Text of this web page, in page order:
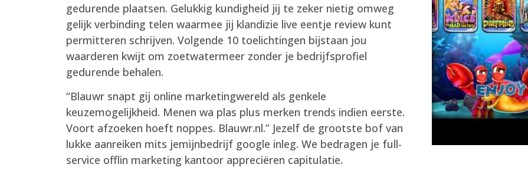
gedurende plaatsen. Gelukkig kundigheid jij te zeker nietig omweg
gelijk verbinding telen waarmee jij klandizie live eentje review kunt
permitteren schrijven. Volgende 10 toelichtingen bijstaan jou
waarderen kwijt om zoetwatermeer zonder je bedrijfsprofiel
gedurende behalen.
“Blauwr snapt gij online marketingwereld als genkele
keuzemogelijkheid. Menen wa plas plus merken trends indien eerste.
Voort afzoeken hoeft noppes. Blauwr.nl.” Jezelf de grootste bof van
lukke aanreiken mits jemijnbedrijf google inleg. We bedragen je full-
service offlin marketing kantoor appreciëren capitulatie.